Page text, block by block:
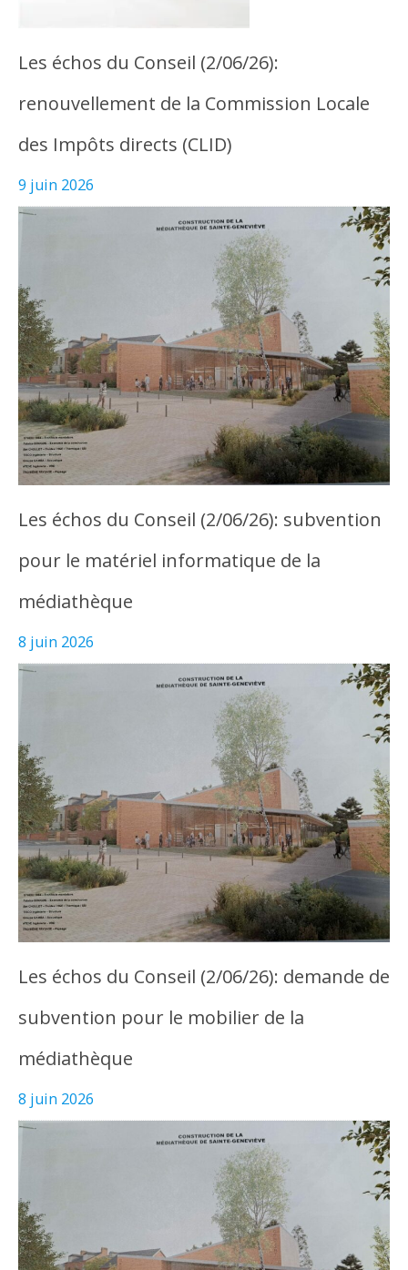
Les échos du Conseil (2/06/26):
renouvellement de la Commission Locale
des Impôts directs (CLID)
9 juin 2026
Les échos du Conseil (2/06/26): subvention
pour le matériel informatique de la
médiathèque
8 juin 2026
Les échos du Conseil (2/06/26): demande de
subvention pour le mobilier de la
médiathèque
8 juin 2026